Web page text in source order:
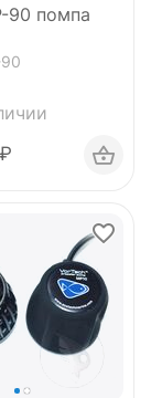
90 помпа
₽